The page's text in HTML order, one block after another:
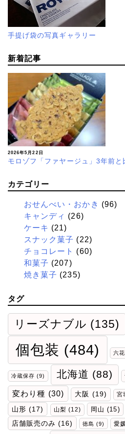
手提げ袋の写真ギャラリー
新着記事
2026年5月22日
モロゾフ「ファヤージュ」3年前と
カテゴリー
おせんべい・おかき (96)
キャンディ (26)
ケーキ (21)
スナック菓子 (22)
チョコレート
(60)
和菓子 (207)
焼き菓子 (235)
タグ
リーズナブル (135)
個包装 (484) 六
冷蔵保存 (9) 北海道 (88)
変わり種 (30) 大阪 (19) 宮
山形 (17) 山梨 (12) 岡山 (15)
店舗販売のみ (16) 徳島 (9) 愛